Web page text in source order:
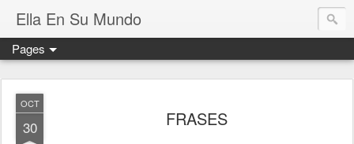
Ella En Su Mundo
Pages
OCT
30 FRASES